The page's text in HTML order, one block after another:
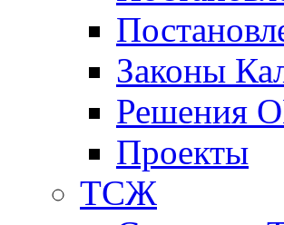
Законы
Решения
Проекты
ТСЖ